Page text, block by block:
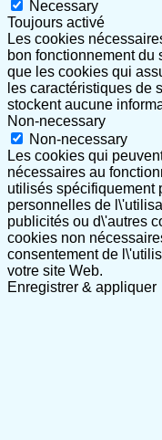
Necessary
Toujours activé
Les cookies
bon fonctionnement du
que les cookies qui
les caractéristiques de
stockent aucune
Non-necessary
Non-necessary
Les cookies qui
nécessaires au
utilisés spécifiquement
personnelles de
publicités ou d\'autres
cookies non
consentement de
votre site Web.
Enregistrer & appliquer